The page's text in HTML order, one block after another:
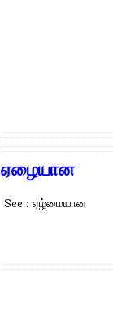
ஏழையான
See : ஏழ்மையான